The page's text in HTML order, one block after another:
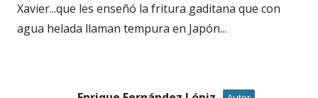
Xavier...que les enseñó la fritura gaditana que con
agua helada llaman tempura en Japón...